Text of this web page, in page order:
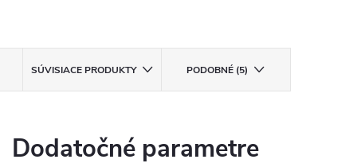
SÚVISIACE PRODUKTY PODOBNÉ (5)
Dodatočné parametre